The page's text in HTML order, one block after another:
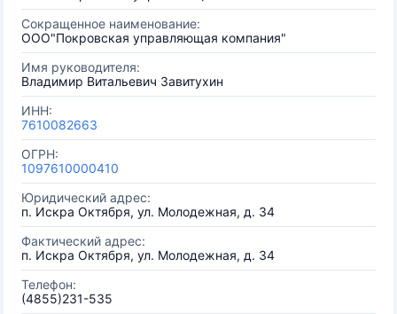
Сокращенное наименование:
ООО"Покровская управляющая компания"
Имя руководителя:
Владимир Витальевич Завитухин
ИНН:
7610082663
ОГРН:
1097610000410
Юридический адрес:
п. Искра Октября, ул. Молодежная, д. 34
Фактический адрес:
п. Искра Октября, ул. Молодежная, д. 34
Телефон:
(4855)231-535